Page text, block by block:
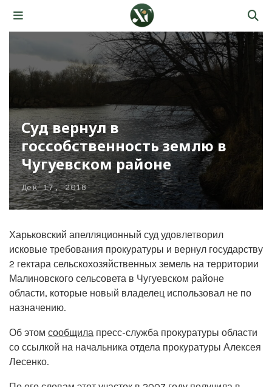
Суд вернул в
госсобственность землю в
Чугуевском районе
Дек 17, 2018
Харьковский апелляционный суд удовлетворил
исковые требования прокуратуры и вернул государству
2 гектара сельскохозяйственных земель на территории
Малиновского сельсовета в Чугуевском районе
области, которые новый владелец использовал не по
назначению.
Об этом сообщила пресс-служба прокуратуры области
со ссылкой на начальника отдела прокуратуры Алексея
Лесенко.